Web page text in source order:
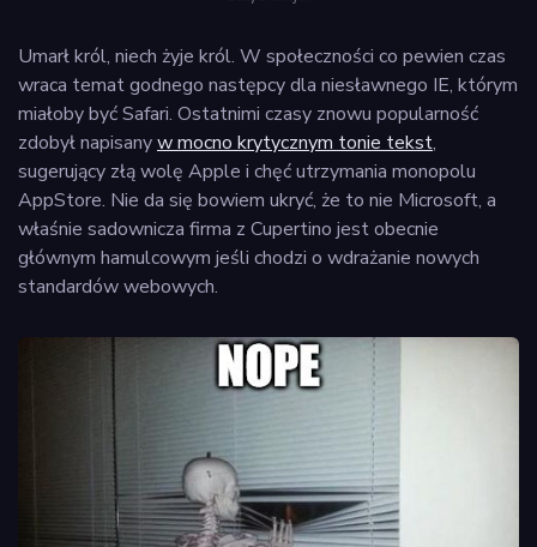
Umarł król, niech żyje król. W społeczności co pewien czas
wraca temat godnego następcy dla niesławnego IE, którym
miałoby być Safari. Ostatnimi czasy znowu popularność
zdobył napisanyw mocno krytycznym tonie tekst,
sugerujący złą wolę Apple i chęć utrzymania monopolu
AppStore. Nie da się bowiem ukryć, że to nie Microsoft, a
właśnie sadownicza firma z Cupertino jest obecnie
głównym hamulcowym jeśli chodzi o wdrażanie nowych
standardów webowych.